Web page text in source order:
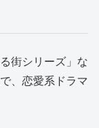
街シリーズ」な
、恋愛系ドラマ